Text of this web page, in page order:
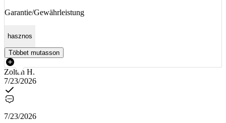
Garantie/Gewährleistung
hasznos
Többet mutasson
Zoltán H.
7/23/2026
7/23/2026